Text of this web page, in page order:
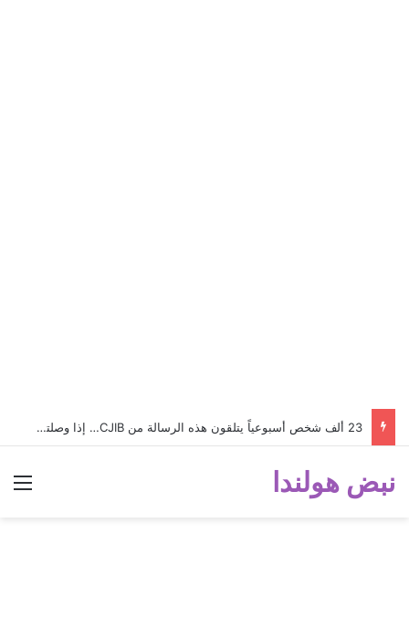
23 ألف شخص أسبوعياً يتلقون هذه الرسالة من CJIB… إذا وصلتك لا تتجاهلها؟
نبض هولندا